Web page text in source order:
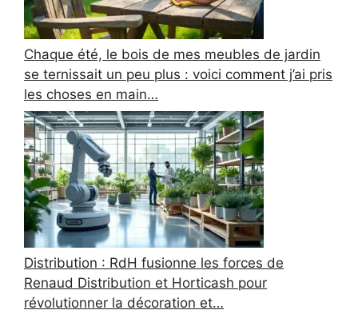
Chaque été, le bois de mes meubles de jardin
se ternissait un peu plus : voici comment j’ai pris
les choses en main…
Distribution : RdH fusionne les forces de
Renaud Distribution et Horticash pour
révolutionner la décoration et…